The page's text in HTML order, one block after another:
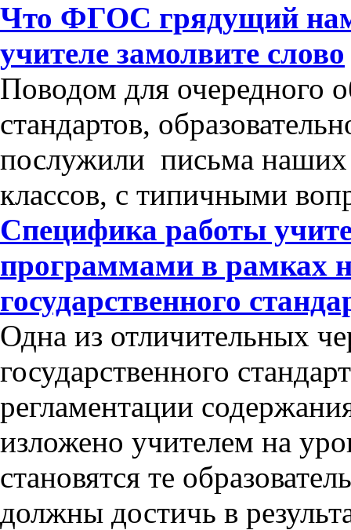
Что ФГОС грядущий нам
учителе замолвите слово
Поводом для очередного
стандартов,
послужили письма наших
классов, с типичными
Специфика работы
программами в рамках
государственного
Одна из отличительных
государственного
регламентации
изложено учителем на
становятся те
должны достичь в